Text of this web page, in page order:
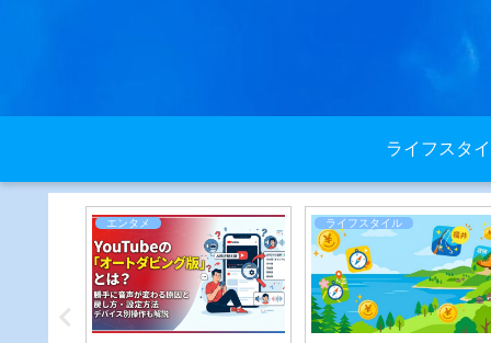
ライフスタ
エンタメ ライフスタイル